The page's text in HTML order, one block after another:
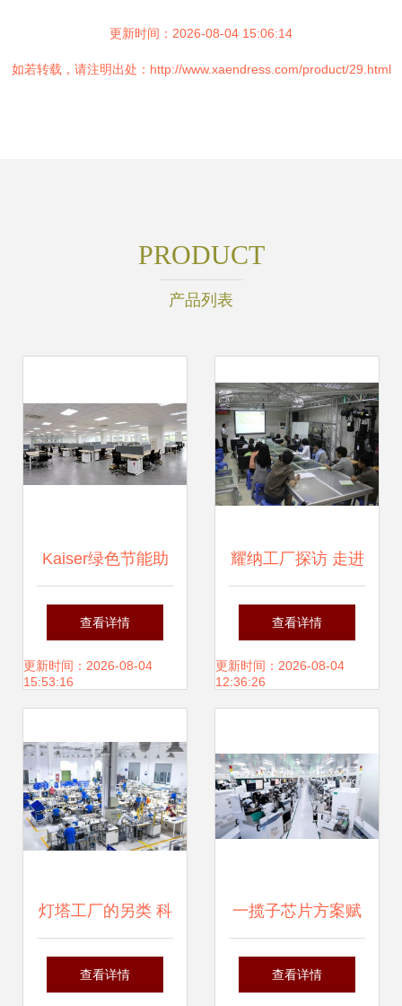
更新时间：2026-08-04 15:06:14
如若转载，请注明出处：http://www.xaendress.com/product/29.html
PRODUCT
产品列表
Kaiser绿色节能助
力双控创新，庆东
纳碧安新工厂顺利
查看详情
更新时间：2026-08-04
15:53:16
耀纳工厂探访 走进
纳沃盖森电子科技
的匠心与创新
查看详情
更新时间：2026-08-04
12:36:26
灯塔工厂的另类 科
技公司阿里与它的
查看详情
一揽子芯片方案赋
能家电升级——群
查看详情